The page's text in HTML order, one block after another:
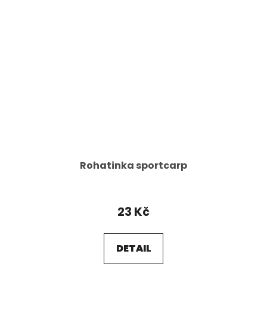
Rohatinka sportcarp
23 Kč
DETAIL